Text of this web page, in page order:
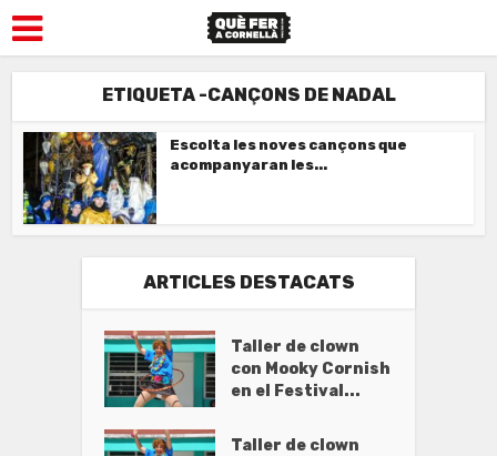
ETIQUETA -CANÇONS DE NADAL
Escolta les noves cançons que
acompanyaran les...
ARTICLES DESTACATS
Taller de clown
con Mooky Cornish
en el Festival...
Taller de clown